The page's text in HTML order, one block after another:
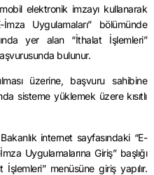
elektronik imzayı kullanarak
Uygulamaları” bölümünde
yer alan “İthalat İşlemleri”
bulunur.
üzerine, başvuru sahibine
sisteme yüklemek üzere kısıtlı
Bakanlık internet sayfasındaki “E-
Uygulamalarına Giriş” başlığı
menüsüne giriş yapılır.